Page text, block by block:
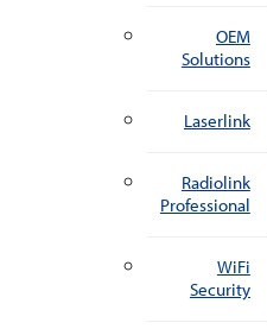
OEM
Solutions
Laserlink
Radiolink
Professional
WiFi
Security